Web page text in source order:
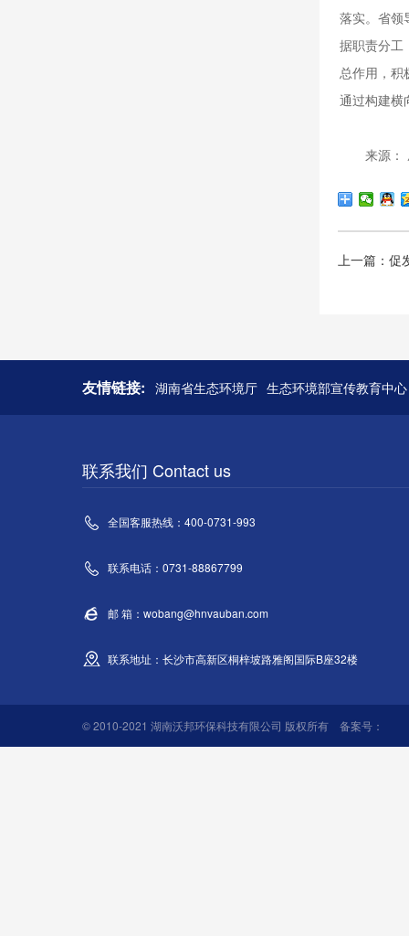
落实。省领
据职责分工
总作用，积
通过构建横
来源：
上一篇：促
友情链接: 湖南省生态环境厅 生态环境部宣传教育中心
联系我们 Contact us
全国客服热线：400-0731-993
联系电话：0731-88867799
邮 箱：wobang@hnvauban.com
联系地址：长沙市高新区桐梓坡路雅阁国际B座32楼
© 2010-2021 湖南沃邦环保科技有限公司 版权所有 备案号：